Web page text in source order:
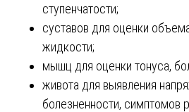
ступенчатости;
суставов для оценки
жидкости;
мышц для оценки тонуса,
живота для выявления
болезненности, симптомов